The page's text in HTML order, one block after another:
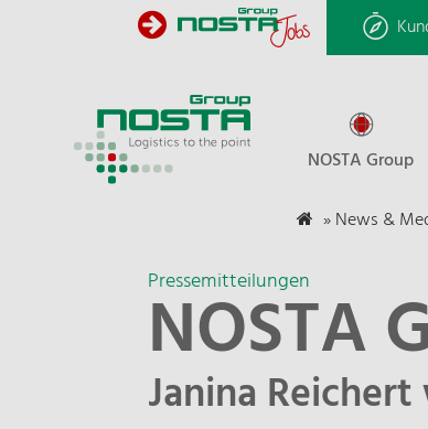
NOSTA Group
»News &
Pressemitteilungen
NOSTA
Janina